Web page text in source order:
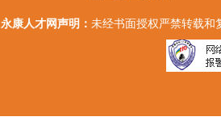
永康人才网声明： 未经书面授权严禁转载和